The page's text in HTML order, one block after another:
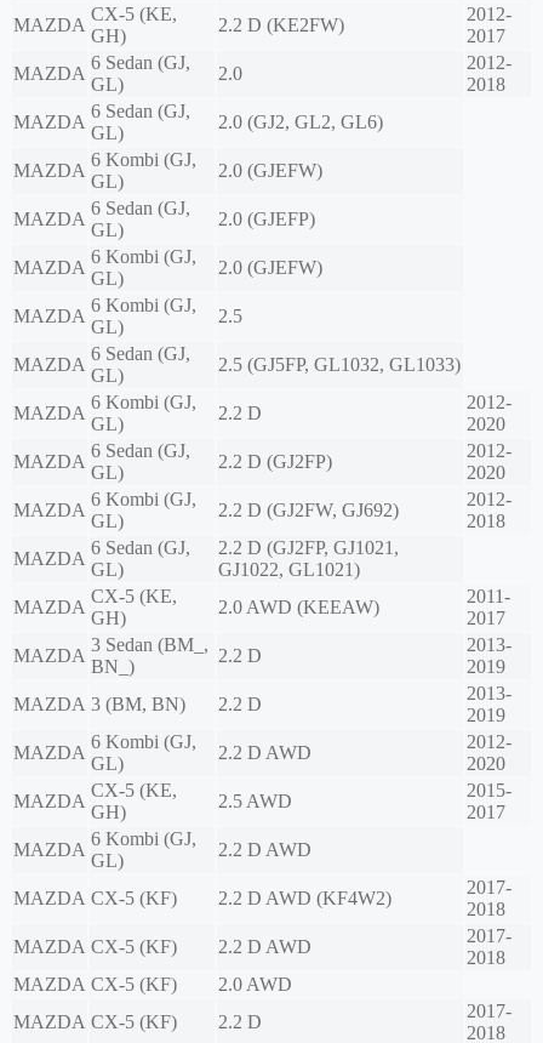
MAZDA
CX-5 (KE,
GH)
2.2 D (KE2FW)
2012-
2017
MAZDA
6 Sedan (GJ,
GL)
2.0
2012-
2018
MAZDA
6 Sedan (GJ,
GL)
2.0 (GJ2, GL2, GL6)
MAZDA
6 Kombi (GJ,
GL)
2.0 (GJEFW)
MAZDA
6 Sedan (GJ,
GL)
2.0 (GJEFP)
MAZDA
6 Kombi (GJ,
GL)
2.0 (GJEFW)
MAZDA
6 Kombi (GJ,
GL)
2.5
MAZDA
6 Sedan (GJ,
GL)
2.5 (GJ5FP, GL1032, GL1033)
MAZDA
6 Kombi (GJ,
GL)
2.2 D
2012-
2020
MAZDA
6 Sedan (GJ,
GL)
2.2 D (GJ2FP)
2012-
2020
MAZDA
6 Kombi (GJ,
GL)
2.2 D (GJ2FW, GJ692)
2012-
2018
MAZDA
6 Sedan (GJ,
GL)
2.2 D (GJ2FP, GJ1021,
GJ1022, GL1021)
MAZDA
CX-5 (KE,
GH)
2.0 AWD (KEEAW)
2011-
2017
MAZDA
3 Sedan (BM_,
BN_)
2.2 D
2013-
2019
MAZDA 3 (BM, BN) 2.2 D
2013-
2019
MAZDA
6 Kombi (GJ,
GL)
2.2 D AWD
2012-
2020
MAZDA
CX-5 (KE,
GH)
2.5 AWD
2015-
2017
MAZDA
6 Kombi (GJ,
GL)
2.2 D AWD
MAZDA CX-5 (KF) 2.2 D AWD (KF4W2)
2017-
2018
MAZDA CX-5 (KF) 2.2 D AWD
2017-
2018
MAZDA CX-5 (KF)
2.0 AWD
MAZDA CX-5 (KF) 2.2 D
2017-
2018